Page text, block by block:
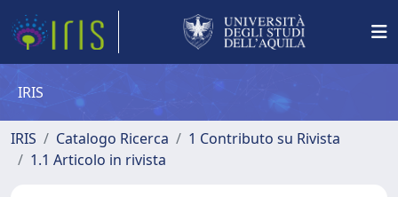
IRIS
IRIS Catalogo Ricerca
1 Contributo su Rivista
1.1 Articolo in rivista